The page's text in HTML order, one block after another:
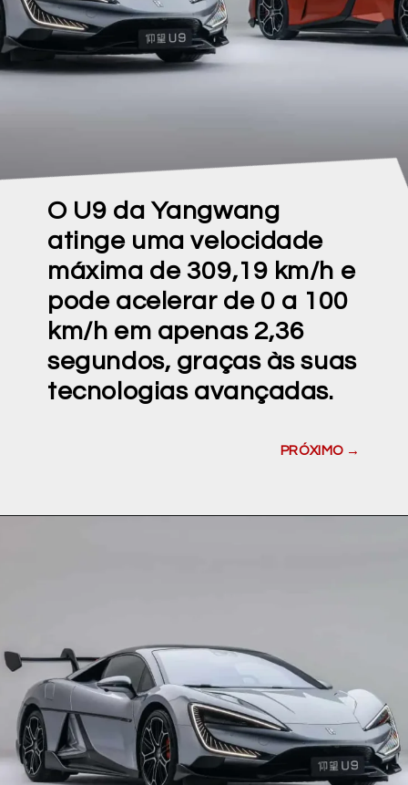
O U9 da Yangwang
atinge uma velocidade
máxima de 309,19 km/h e
pode acelerar de 0 a 100
km/h em apenas 2,36
segundos, graças às suas
tecnologias avançadas.
PRÓXIMO →